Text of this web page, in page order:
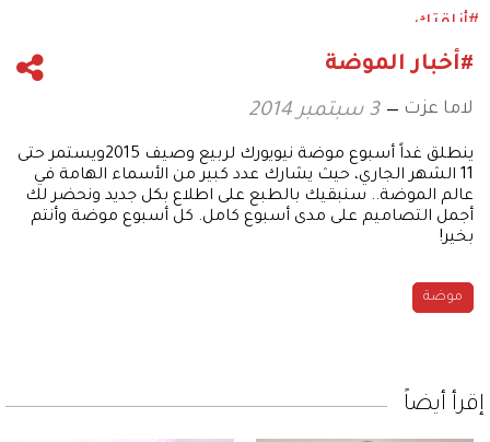
#أناقتك
#أخبار الموضة
لاما عزت 3 سبتمبر 2014
ينطلق غداً أسبوع موضة نيويورك لربيع وصيف 2015ويستمر حتى
11 الشهر الجاري، حيث يشارك عدد كبير من الأسماء الهامة في
عالم الموضة.. سنبقيك بالطبع على اطلاع بكل جديد ونحضر لك
أجمل التصاميم على مدى أسبوع كامل. كل أسبوع موضة وأنتم
بخير!
موضة
إقرأ أيضاً